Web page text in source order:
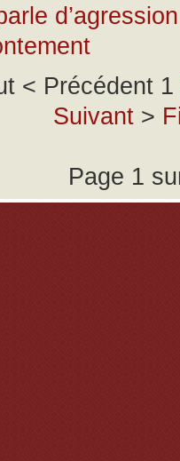
< Précédent 1
Suivant >
Page 1